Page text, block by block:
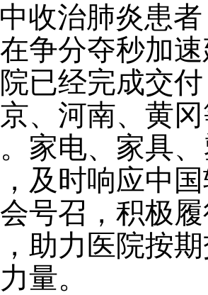
收治肺炎患
争分夺秒加
已经完成交
、河南、黄
家电、家具
及时响应中
号召，积极
助力医院按
量。